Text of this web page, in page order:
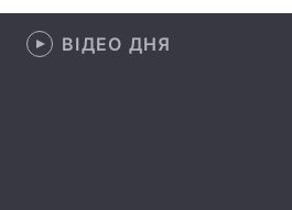
Техно і зв'язок
ВІДЕО ДНЯ